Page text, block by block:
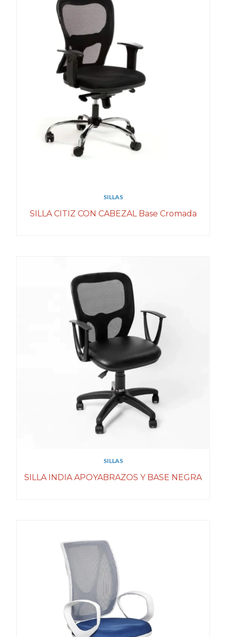
SILLAS
SILLA CITIZ CON CABEZAL Base Cromada
SILLAS
SILLA INDIA APOYABRAZOS Y BASE NEGRA